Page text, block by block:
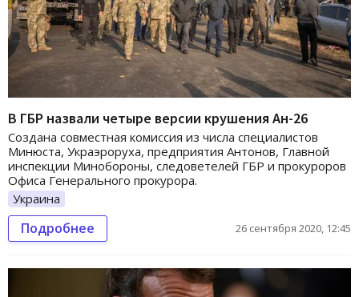
В ГБР назвали четыре версии крушения Ан-26
Создана совместная комиссия из числа специалистов
Минюста, Украэроруха, предприятия Антонов, Главной
инспекции Минобороны, следоветелей ГБР и прокуроров
Офиса Генерального прокурора.
Украина
Подробнее 26 сентября 2020, 12:45